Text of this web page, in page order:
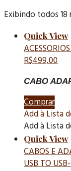
Exibindo todos 18
Quick View
ACESSORIOS
R$499,00
CABO
Comprar
Add à Lista
Add à Lista
Quick View
CABOS E
USB TO